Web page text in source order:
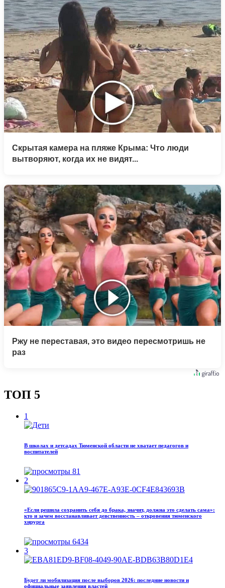
Скрытая камера на пляже Крыма: Что люди
вытворяют, когда их не видят...
Ржу не переставая, это видео пересмотришь не
раз
ТОП 5
1
В школах и детсадах Тюменской области не хватает педагогов и
воспитателей
81
2
«Если решила сохранить себя до брака, значит, должна это сделать сама»:
кто и зачем восстанавливает девственность – откровения тюменского
хирурга
6434
3
Будет ли мобилизация после выборов 2026: последние новости и
официальные заявления властей